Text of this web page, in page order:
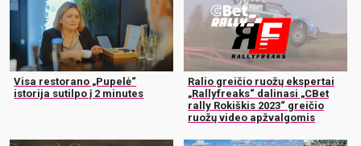
Visa restorano „Pupelė“
istorija sutilpo į 2 minutes
Ralio greičio ruožų ekspertai
„Rallyfreaks“ dalinasi „CBet
rally Rokiškis 2023“ greičio
ruožų video apžvalgomis